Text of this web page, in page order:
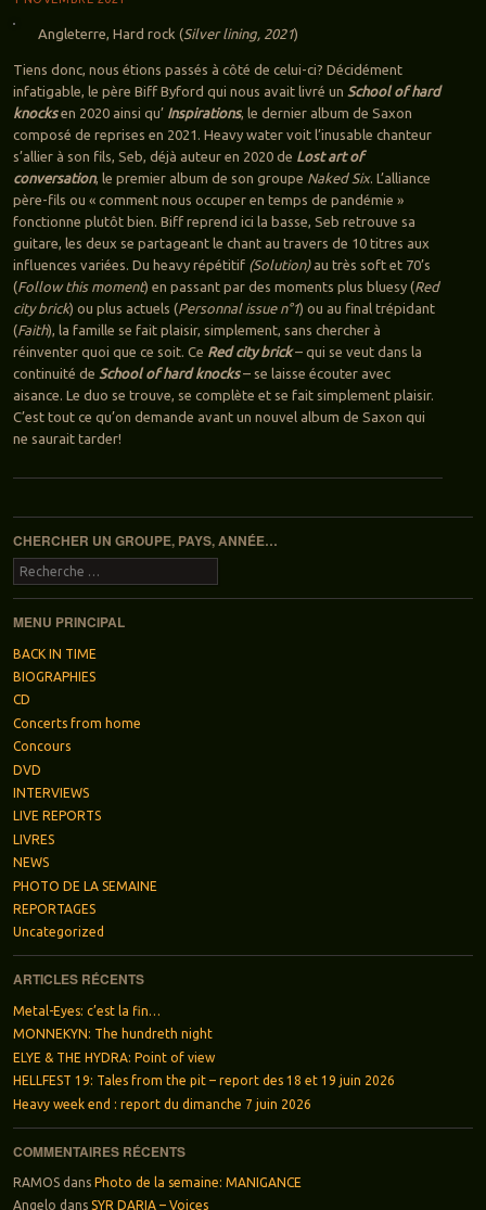
Angleterre, Hard rock (Silver lining, 2021)
Tiens donc, nous étions passés à côté de celui-ci? Décidément
infatigable, le père Biff Byford qui nous avait livré un School of hard
knocksen 2020 ainsi qu’ Inspirations, le dernier album de Saxon
composé de reprises en 2021. Heavy water voit l’inusable chanteur
s’allier à son fils, Seb, déjà auteur en 2020 de Lost art of
conversation, le premier album de son groupe Naked Six. L’alliance
père-fils ou « comment nous occuper en temps de pandémie »
fonctionne plutôt bien. Biff reprend ici la basse, Seb retrouve sa
guitare, les deux se partageant le chant au travers de 10 titres aux
influences variées. Du heavy répétitif (Solution)au très soft et 70’s
(Follow this moment) en passant par des moments plus bluesy (Red
city brick) ou plus actuels (Personnal issue n°1) ou au final trépidant
(Faith), la famille se fait plaisir, simplement, sans chercher à
réinventer quoi que ce soit. Ce Red city brick– qui se veut dans la
continuité de School of hard knocks– se laisse écouter avec
aisance. Le duo se trouve, se complète et se fait simplement plaisir.
C’est tout ce qu’on demande avant un nouvel album de Saxon qui
ne saurait tarder!
Navigation des articles
CHERCHER UN GROUPE, PAYS, ANNÉE…
Recherche
MENU PRINCIPAL
BACK IN TIME
BIOGRAPHIES
CD
Concerts from home
Concours
DVD
INTERVIEWS
LIVE REPORTS
LIVRES
NEWS
PHOTO DE LA SEMAINE
REPORTAGES
Uncategorized
ARTICLES RÉCENTS
Metal-Eyes: c’est la fin…
MONNEKYN: The hundreth night
ELYE & THE HYDRA: Point of view
HELLFEST 19: Tales from the pit – report des 18 et 19 juin 2026
Heavy week end : report du dimanche 7 juin 2026
COMMENTAIRES RÉCENTS
RAMOSdans Photo de la semaine: MANIGANCE
Angelo dans SYR DARIA – Voices